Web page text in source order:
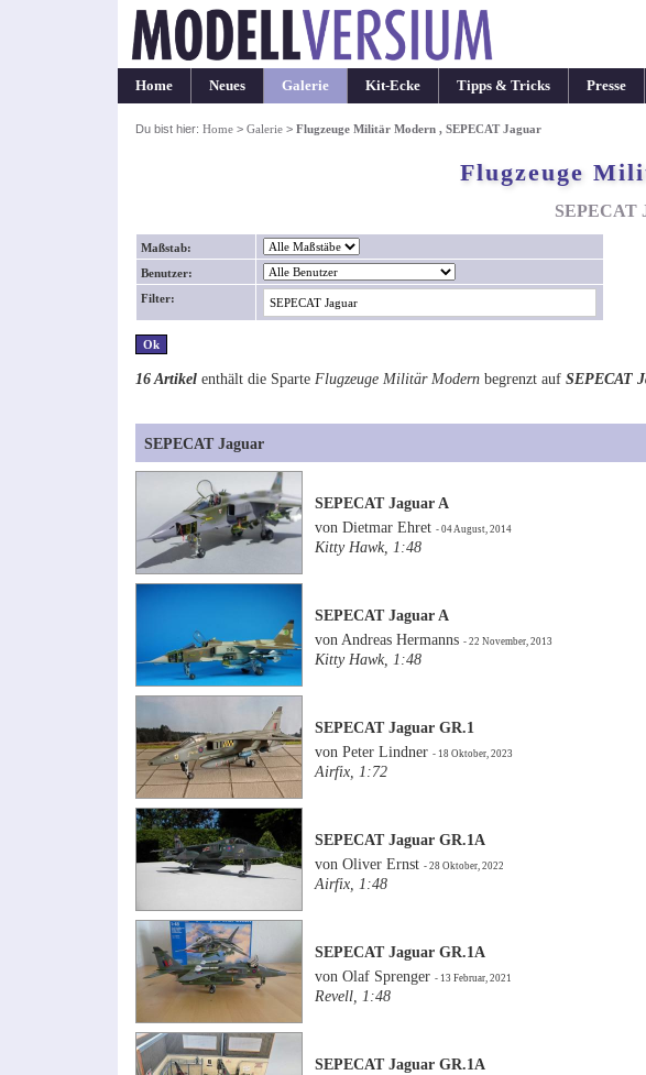
Home Neues Galerie Kit-Ecke Tipps & Tricks Presse
Du bist hier: Home> Galerie> Flugzeuge Militär Modern , SEPECAT Jaguar
Flugzeuge
SEPECAT
Maßstab:
Benutzer:
Filter:
16 Artikelenthält die Sparte Flugzeuge Militär Modernbegrenzt auf SEPECAT
SEPECAT Jaguar
SEPECAT Jaguar A
von Dietmar Ehret - 04 August, 2014
Kitty Hawk, 1:48
SEPECAT Jaguar A
von Andreas Hermanns - 22 November, 2013
Kitty Hawk, 1:48
SEPECAT Jaguar GR.1
von Peter Lindner - 18 Oktober, 2023
Airfix, 1:72
SEPECAT Jaguar GR.1A
von Oliver Ernst - 28 Oktober, 2022
Airfix, 1:48
SEPECAT Jaguar GR.1A
von Olaf Sprenger - 13 Februar, 2021
Revell, 1:48
SEPECAT Jaguar GR.1A